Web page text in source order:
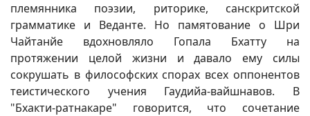
племянника поэзии, риторике, санскритской
грамматике и Веданте. Но памятование о Шри
Чайтанйе вдохновляло Гопала Бхатту на
протяжении целой жизни и давало ему силы
сокрушать в философских спорах всех оппонентов
теистического учения Гаудийа-вайшнавов. В
"Бхакти-ратнакаре" говорится, что сочетание